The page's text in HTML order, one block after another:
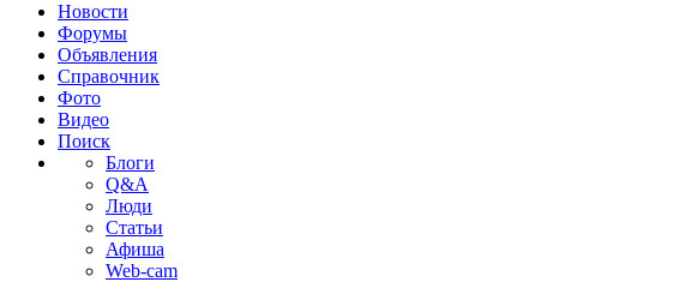
Новости
Форумы
Объявления
Справочник
Фото
Видео
Поиск
Блоги
Q&A
Люди
Статьи
Афиша
Web-cam